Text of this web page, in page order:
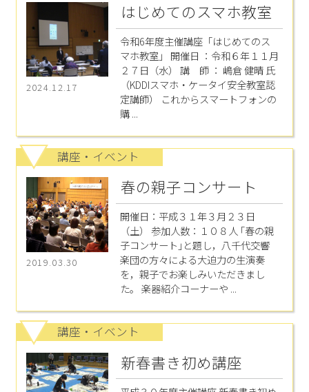
2024.12.17
はじめてのスマホ教室
令和6年度主催講座「はじめてのス
マホ教室」 開催日 ：令和６年１１月
２７日（水） 講 師 ： 嶋倉 健晴 氏
（KDDIスマホ・ケータイ安全教室認
定講師） これからスマートフォンの
購 ...
講座・イベント
2019.03.30
春の親子コンサート
開催日：平成３１年３月２３日
（土） 参加人数：１０８人 ｢春の親
子コンサート｣と題し，八千代交響
楽団の方々による大迫力の生演奏
を，親子でお楽しみいただきまし
た。 楽器紹介コーナーや ...
講座・イベント
新春書き初め講座